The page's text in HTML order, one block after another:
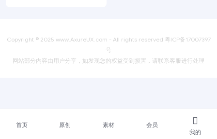
Copyright © 2025 www.AxureUX.com - All rights reserved 粤ICP备17007397
号
网站部分内容由用户分享，如发现您的权益受到损害，请联系客服进行处理
首页 原创 素材
会员
我的